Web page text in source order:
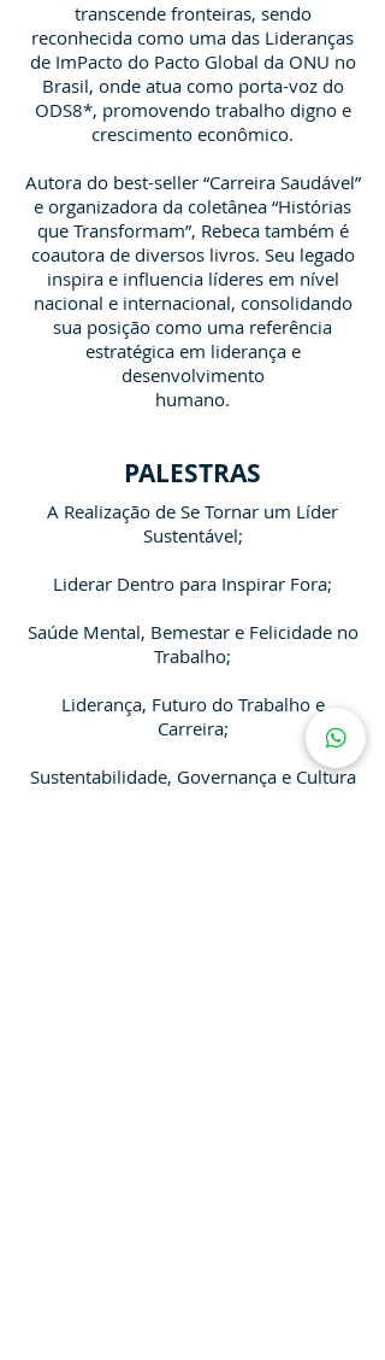
transcende fronteiras, sendo
reconhecida como uma das Lideranças
de ImPacto do Pacto Global da ONU no
Brasil, onde atua como porta-voz do
ODS8*, promovendo trabalho digno e
crescimento econômico.
Autora do best-seller “Carreira Saudável”
e organizadora da coletânea “Histórias
que Transformam”, Rebeca também é
coautora de diversos livros. Seu legado
inspira e influencia líderes em nível
nacional e internacional, consolidando
sua posição como uma referência
estratégica em liderança e
desenvolvimento
humano.
PALESTRAS
A Realização de Se Tornar um Líder
Sustentável;
Liderar Dentro para Inspirar Fora;
Saúde Mental, Bemestar e Felicidade no
Trabalho;
Liderança, Futuro do Trabalho e
Carreira;
Sustentabilidade, Governança e Cultura